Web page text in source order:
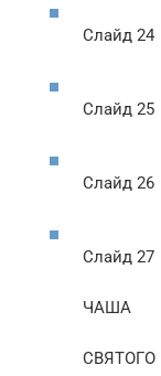
Слайд 24
Слайд 25
Слайд 26
Слайд 27
ЧАША
СВЯТОГО